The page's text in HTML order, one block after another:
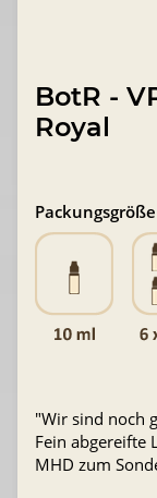
BotR -
Royal
Packungsgröße
"Wir sind noch
Fein abgereifte
MHD zum